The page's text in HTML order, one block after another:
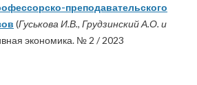
преподавательского
(Гуськова И.В., Грудзинский А.О. и
экономика. № 2 / 2023